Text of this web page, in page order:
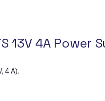
13V 4A Power
4 A).